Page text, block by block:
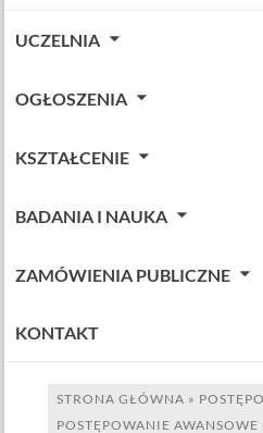
UCZELNIA
OGŁOSZENIA
KSZTAŁCENIE
BADANIA I NAUKA
ZAMÓWIENIA PUBLICZNE
KONTAKT
STRONA GŁÓWNA »
POSTĘPOWANIE